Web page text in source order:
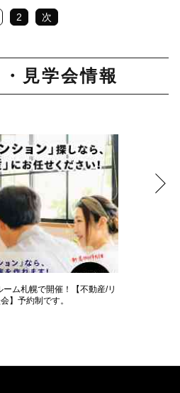
2 次
見学会情報
ム札幌で開催！【不動産/リ
】予約制です。